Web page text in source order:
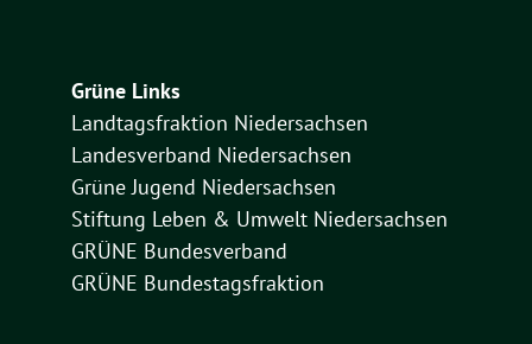
Grüne Links
Landtagsfraktion Niedersachsen
Landesverband Niedersachsen
Grüne Jugend Niedersachsen
Stiftung Leben & Umwelt Niedersachsen
GRÜNE Bundesverband
GRÜNE Bundestagsfraktion